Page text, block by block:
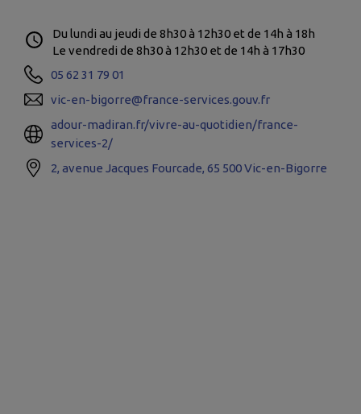
Du lundi au jeudi de 8h30 à 12h30 et de 14h à 18h
Le vendredi de 8h30 à 12h30 et de 14h à 17h30
05 62 31 79 01
vic-en-bigorre@france-services.gouv.fr
adour-madiran.fr/vivre-au-quotidien/france-
services-2/
2, avenue Jacques Fourcade, 65 500 Vic-en-Bigorre